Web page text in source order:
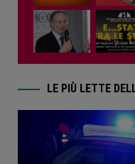
LE PIÙ LETTE